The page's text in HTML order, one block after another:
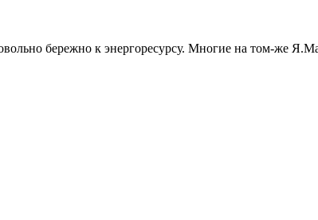
бережно к энергоресурсу. Многие на том-же